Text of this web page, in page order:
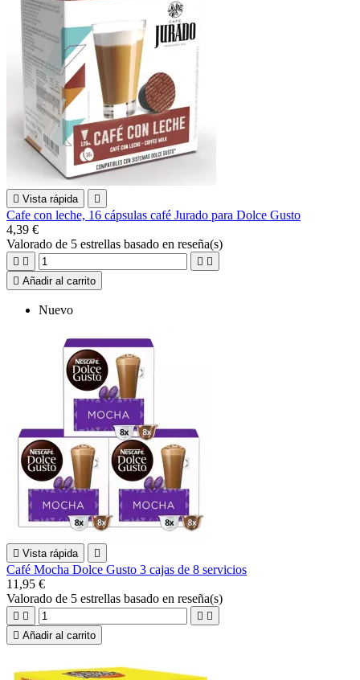
 Vista rápida 
Cafe con leche, 16 cápsulas café Jurado para Dolce Gusto
4,39 €
Valorado de 5 estrellas basado en reseña(s)
   
 Añadir al carrito
Nuevo
 Vista rápida 
Café Mocha Dolce Gusto 3 cajas de 8 servicios
11,95 €
Valorado de 5 estrellas basado en reseña(s)
   
 Añadir al carrito